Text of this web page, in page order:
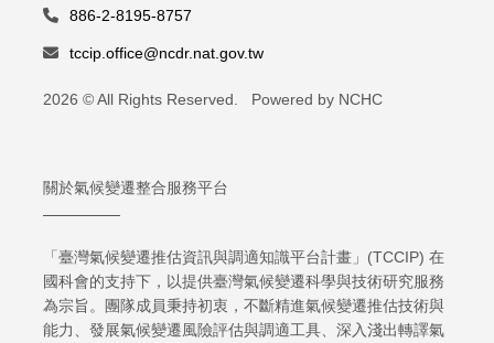
886-2-8195-8757
tccip.office@ncdr.nat.gov.tw
2026 © All Rights Reserved. Powered by NCHC
關於氣候變遷整合服務平台
「臺灣氣候變遷推估資訊與調適知識平台計畫」(TCCIP) 在
國科會的支持下，以提供臺灣氣候變遷科學與技術研究服務
為宗旨。團隊成員秉持初衷，不斷精進氣候變遷推估技術與
能力、發展氣候變遷風險評估與調適工具、深入淺出轉譯氣